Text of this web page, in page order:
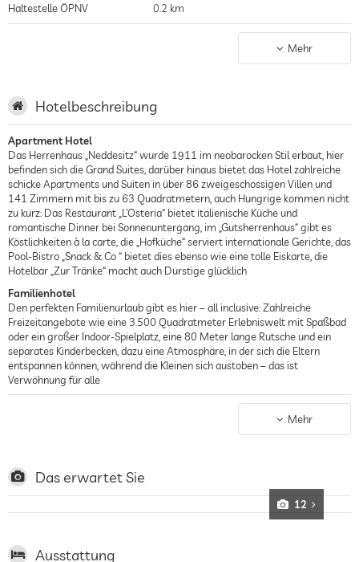
Haltestelle ÖPNV 0.2 km
nächstgelegener Golfplatz 15 km (Golfclub Schloss Ranzow)
nächstgelegener Wald 8 km (Nationalpark Jasmund)
Mehr
Hotelbeschreibung
Apartment Hotel
Das Herrenhaus „Neddesitz“ wurde 1911 im neobarocken Stil erbaut, hier
befinden sich die Grand Suites, darüber hinaus bietet das Hotel zahlreiche
schicke Apartments und Suiten in über 86 zweigeschossigen Villen und
141 Zimmern mit bis zu 63 Quadratmetern, auch Hungrige kommen nicht
zu kurz: Das Restaurant „L’Osteria“ bietet italienische Küche und
romantische Dinner bei Sonnenuntergang, im „Gutsherrenhaus“ gibt es
Köstlichkeiten à la carte, die „Hofküche“ serviert internationale Gerichte, das
Pool-Bistro „Snack & Co “ bietet dies ebenso wie eine tolle Eiskarte, die
Hotelbar „Zur Tränke“ macht auch Durstige glücklich
Familienhotel
Den perfekten Familienurlaub gibt es hier – all inclusive: Zahlreiche
Freizeitangebote wie eine 3.500 Quadratmeter Erlebniswelt mit Spaßbad
oder ein großer Indoor-Spielplatz, eine 80 Meter lange Rutsche und ein
separates Kinderbecken, dazu eine Atmosphäre, in der sich die Eltern
entspannen können, während die Kleinen sich austoben – das ist
Verwöhnung für alle
Wohlfühlen auf Rügen: Whirlpools, ein schönes Außenbecken und ein breites
Wellness- und Fitnessangebot, dazu mehr als 3.500 Quadratmeter
Landhotel
Gelegen auf der schönen Halbinsel Jasmund, auf 85 Hektar Land und in
traumhaft ländlicher Umgebung gelegen, kann man hier erholsame
Ostseeküste, die Schaabe (12 km lang), sowie die Kreidefelsen Rügens sind
Mehr
Das erwartet Sie
12
Ausstattung